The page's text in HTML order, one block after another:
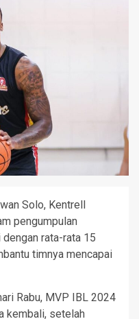
Solo, Kentrell
pengumpulan
rata-rata 15
timnya mencapai
Rabu, MVP IBL 2024
kembali, setelah